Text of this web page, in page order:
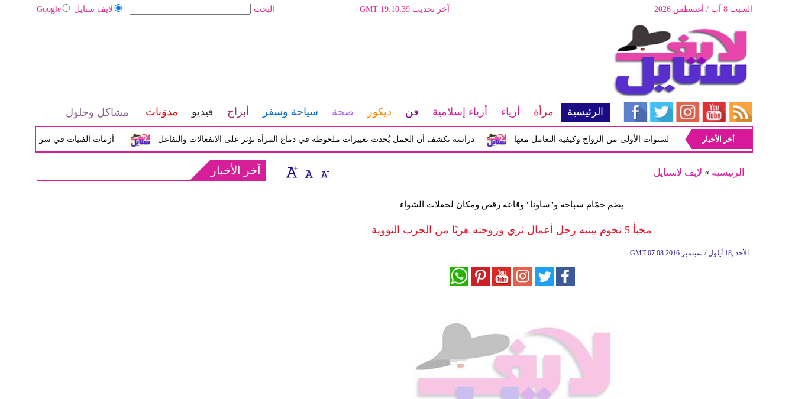
لايف ستايل Google البحث آخر تحديث GMT 19:10:39 السبت 8 آب / أغسطس 2026
الرئيسية مرأة أزياء أزياء إسلامية فن ديكور صحة سياحة وسفر أبراج فيديو مدوَنات مشاكل وحلول
أزمات الفتيات في سن المراهقة بين دراسة تكشف أن الحمل يُحدث تغييرات ملحوظة في دماغ المرأة تؤثر على الانفعالات والتفاعل أبرز المشاكل شيوعاً في السنوات الأولى من الزواج وكيفية التعامل معها
أخر الأخبار
الرئيسية » لايف لاستايل
يضم حمّام سباحة و"ساونا" وقاعة رقص ومكان لحفلات الشواء
مخبأ 5 نجوم يبنيه رجل أعمال ثري وزوجته هربًا من الحرب النووية
GMT 07:08 2016 الأحد ,18 أيلول / سبتمبر
آخر الأخبار